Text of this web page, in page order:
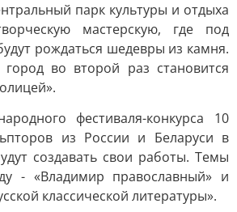
парк культуры и отдыха
мастерскую, где под
рождаться шедевры из камня.
во второй раз становится
фестиваля-конкурса 10
из России и Беларуси в
создавать свои работы. Темы
- «Владимир православный» и
классической литературы».